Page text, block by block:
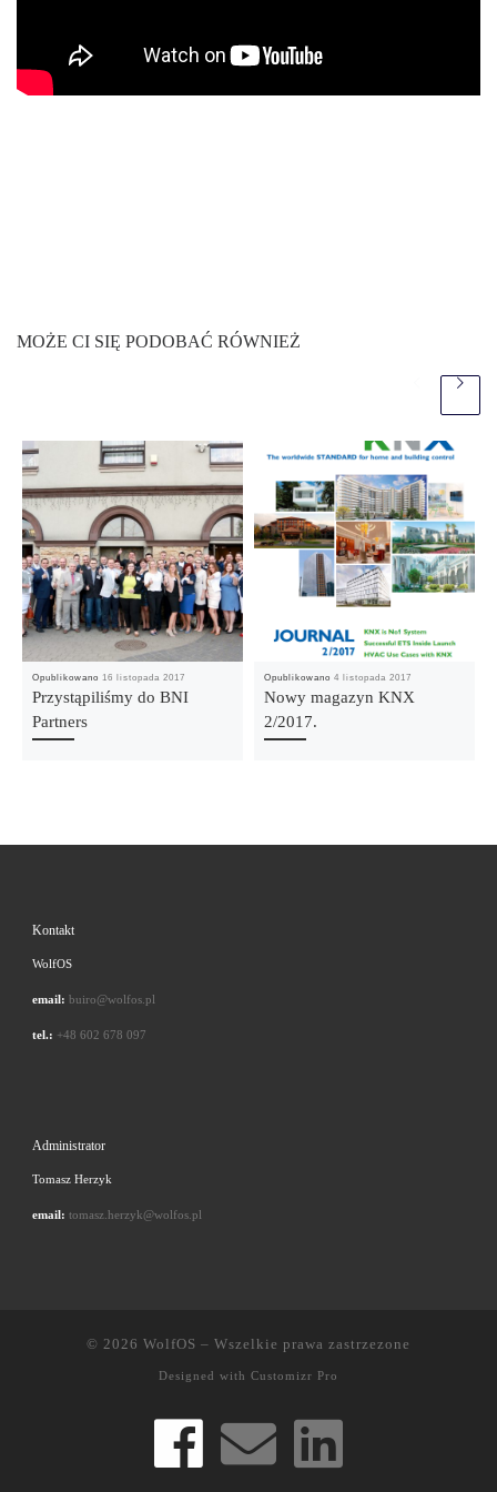
MOŻE CI SIĘ PODOBAĆ RÓWNIEŻ
Opublikowano16 listopada 2017
Przystąpiliśmy do BNI
Partners
Opublikowano4 listopada 2017
Nowy magazyn KNX
2/2017.
Kontakt
WolfOS
email: buiro@wolfos.pl
tel.: +48 602 678 097
Administrator
Tomasz Herzyk
email: tomasz.herzyk@wolfos.pl
© 2026 WolfOS – Wszelkie prawa zastrzezone
Designed with Customizr Pro